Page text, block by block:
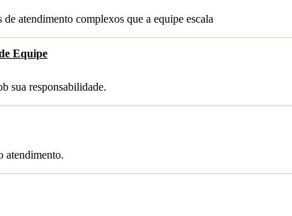
atendimento complexos que a equipe escala
Equipe
sua responsabilidade.
atendimento.